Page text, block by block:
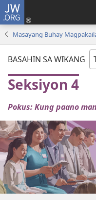
JW.ORG
BASAHIN SA WIKANG
Seksiyon 4
Pokus: Kung paano